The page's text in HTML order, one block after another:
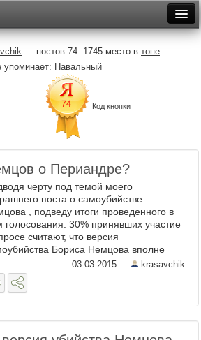
Неделя
Месяц
Рейтинги
Архив
Видеотоп
— постов 74. 1745 место в топе
Навальный
Код кнопки
о Периандре?
черту под темой моего
поста о самоубийстве
, подведу итоги проведенного в
голосования. 30% принявших участие
считают, что версия
Бориса Немцова вполне
право на существование. 70%
пальцем у виска», посчитав
ук ...
03-03-2015 — krasavchik